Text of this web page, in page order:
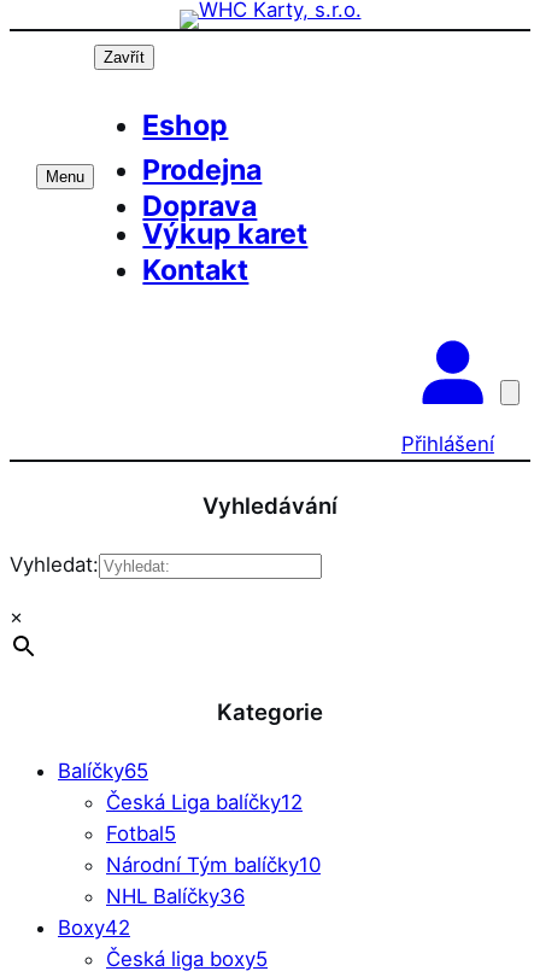
Přeskočit
Menu
Zavřít
Eshop
Prodejna
Doprava
Výkup karet
Kontakt
Přihlášení
Vyhledávání
Vyhledat:
×
Kategorie
Balíčky65
Česká Liga balíčky12
Fotbal5
Národní Tým balíčky10
NHL Balíčky36
Boxy42
Česká liga boxy5